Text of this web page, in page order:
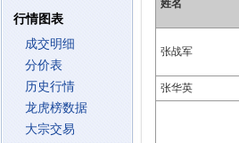
行情图表
成交明细
分价表
历史行情
龙虎榜数据
大宗交易
姓名
张战军
张华英